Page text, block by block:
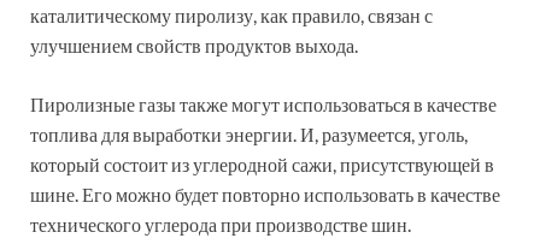
каталитическому пиролизу, как правило, связан с
улучшением свойств продуктов выхода.
Пиролизные газы также могут использоваться в качестве
топлива для выработки энергии. И, разумеется, уголь,
который состоит из углеродной сажи, присутствующей в
шине. Его можно будет повторно использовать в качестве
технического углерода при производстве шин.